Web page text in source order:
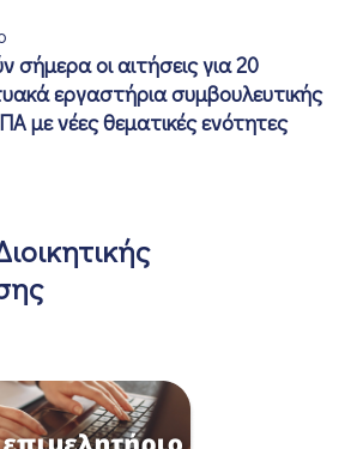
σήμερα οι αιτήσεις για 20
εργαστήρια συμβουλευτικής
με νέες θεματικές ενότητες